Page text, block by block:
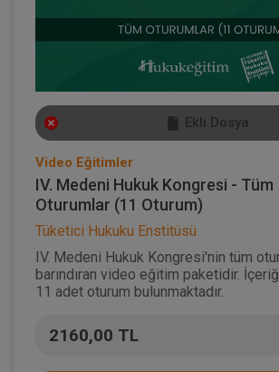
Ekli Dosya
Video Eğitimler
IV. Medeni Hukuk Kongresi - Tüm
Oturumlar (11 Oturum)
Tüketici Hukuku Enstitüsü
IV. Medeni Hukuk Kongresi'nin tüm
barındıran video eğitim paketidir.
11 adet oturum bulunmaktadır.
2160,00 TL